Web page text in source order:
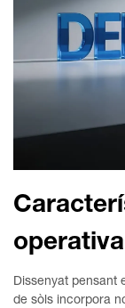
operativa
Dissenyat pensant
de sòls incorpora